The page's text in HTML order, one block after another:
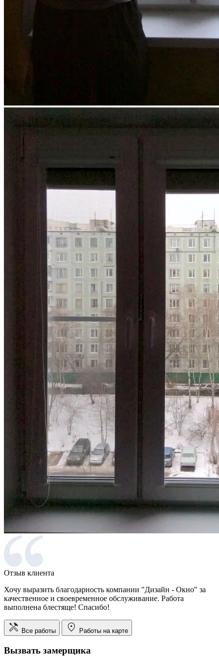
Отзыв клиента
Хочу выразить благодарность компании "Дизайн - Окно" за
качественное и своевременное обслуживание. Работа
выполнена блестяще! Спасибо!
Все работы Работы на карте
Вызвать замерщика